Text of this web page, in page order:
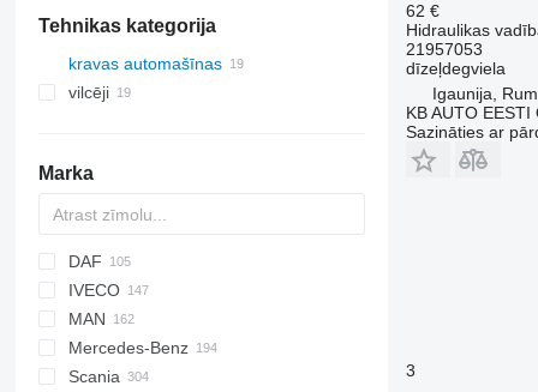
Tehnikas kategorija
kravas automašīnas
vilcēji
Marka
BM
HD
D series
GP
DAF
AS
CF
LF
XD
AC
F-MAX
M series
X series
GMK
RT
T-series
IVECO
Daily
EuroCargo
EuroStar
S-series
NPR
NQR
PC
WA
KMK
LTM
R-series
MAN
F90
L2000
Mercedes-Benz
A-Class
Canter
Atleon
Magnum
Scania
62 €
Hidraulikas
21957053
dīzeļdegviela
Igaunija,
KB AUTO EESTI
Sazināties ar
3